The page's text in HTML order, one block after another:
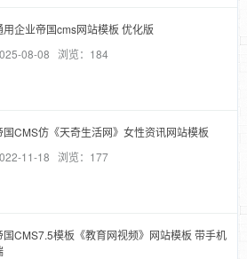
用企业帝国cms网站模板 优化版
08-08 浏览：184
国CMS仿《天奇生活网》女性资讯网站模板
11-18 浏览：177
国CMS7.5模板《教育网视频》网站模板 带手机